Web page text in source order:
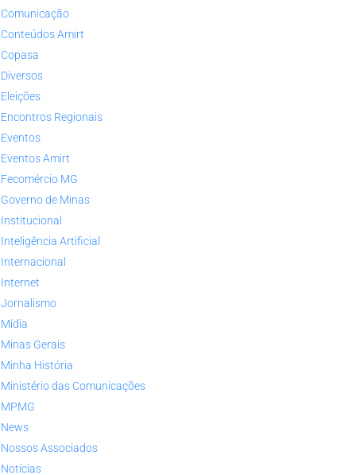
Comunicação
Conteúdos Amirt
Copasa
Diversos
Eleições
Encontros Regionais
Eventos
Eventos Amirt
Fecomércio MG
Governo de Minas
Institucional
Inteligência Artificial
Internacional
Internet
Jornalismo
Mídia
Minas Gerais
Minha História
Ministério das Comunicações
MPMG
News
Nossos Associados
Notícias